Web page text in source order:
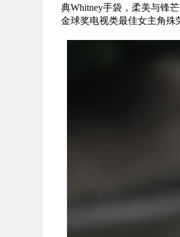
典Whitney手袋，柔美与锋
金球奖电视类最佳女主角殊